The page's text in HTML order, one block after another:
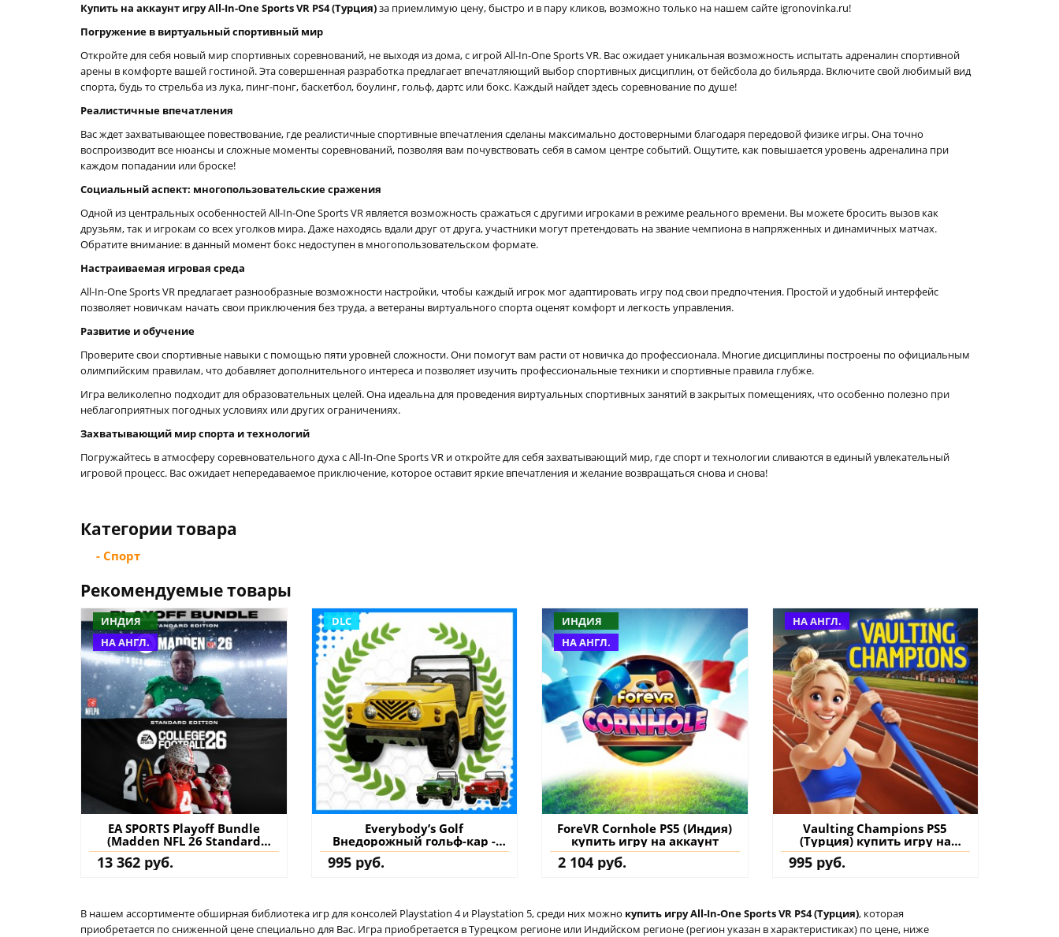
Купить на аккаунт игру All-In-One Sports VR PS4 (Турция)за приемлимую цену, быстро и в пару кликов, возможно только на нашем сайте igronovinka.ru!
Погружение в виртуальный спортивный мир
Откройте для себя новый мир спортивных соревнований, не выходя из дома, с игрой All-In-One Sports VR. Вас ожидает уникальная возможность испытать адреналин спортивной
арены в комфорте вашей гостиной. Эта совершенная разработка предлагает впечатляющий выбор спортивных дисциплин, от бейсбола до бильярда. Включите свой любимый вид
спорта, будь то стрельба из лука, пинг-понг, баскетбол, боулинг, гольф, дартс или бокс. Каждый найдет здесь соревнование по душе!
Реалистичные впечатления
Вас ждет захватывающее повествование, где реалистичные спортивные впечатления сделаны максимально достоверными благодаря передовой физике игры. Она точно
воспроизводит все нюансы и сложные моменты соревнований, позволяя вам почувствовать себя в самом центре событий. Ощутите, как повышается уровень адреналина при
каждом попадании или броске!
Социальный аспект: многопользовательские сражения
Одной из центральных особенностей All-In-One Sports VR является возможность сражаться с другими игроками в режиме реального времени. Вы можете бросить вызов как
друзьям, так и игрокам со всех уголков мира. Даже находясь вдали друг от друга, участники могут претендовать на звание чемпиона в напряженных и динамичных матчах.
Обратите внимание: в данный момент бокс недоступен в многопользовательском формате.
Настраиваемая игровая среда
All-In-One Sports VR предлагает разнообразные возможности настройки, чтобы каждый игрок мог адаптировать игру под свои предпочтения. Простой и удобный интерфейс
позволяет новичкам начать свои приключения без труда, а ветераны виртуального спорта оценят комфорт и легкость управления.
Развитие и обучение
Проверите свои спортивные навыки с помощью пяти уровней сложности. Они помогут вам расти от новичка до профессионала. Многие дисциплины построены по официальным
олимпийским правилам, что добавляет дополнительного интереса и позволяет изучить профессиональные техники и спортивные правила глубже.
Игра великолепно подходит для образовательных целей. Она идеальна для проведения виртуальных спортивных занятий в закрытых помещениях, что особенно полезно при
неблагоприятных погодных условиях или других ограничениях.
Захватывающий мир спорта и технологий
Погружайтесь в атмосферу соревновательного духа с All-In-One Sports VR и откройте для себя захватывающий мир, где спорт и технологии сливаются в единый увлекательный
игровой процесс. Вас ожидает непередаваемое приключение, которое оставит яркие впечатления и желание возвращаться снова и снова!
Категории товара
- Спорт
Рекомендуемые товары
ИНДИЯ
НА АНГЛ.
EA SPORTS Playoff Bundle
(Madden NFL 26 Standard
Edition & College Football 26
Standard Edition) PS5 (Индия)
13 362 руб.
DLC
Everybody’s Golf
Внедорожный гольф-кар -
Everybody's Golf PS4 (Турция)
купить дополнение на
995 руб.
ИНДИЯ
НА АНГЛ.
ForeVR Cornhole PS5 (Индия)
купить игру на аккаунт
2 104 руб.
НА АНГЛ.
Vaulting Champions PS5
(Турция) купить игру на
аккаунт
995 руб.
В нашем ассортименте обширная библиотека игр для консолей Playstation 4 и Playstation 5, среди них можно купить игру All-In-One Sports VR PS4 (Турция), которая
приобретается по сниженной цене специально для Вас. Игра приобретается в Турецком регионе или Индийском регионе (регион указан в характеристиках) по цене, ниже